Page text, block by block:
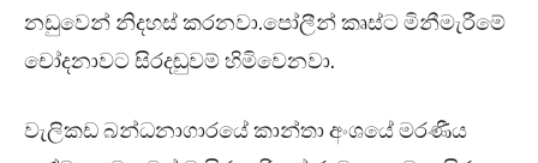
නඩුවෙන් නිදහස් කරනවා.පෝලීන් කෘස්ට මිනීමැරීමේ
චෝදනාවට සිරදඬුවම් හිමිවෙනවා.
වැලිකඩ බන්ධනාගාරයේ කාන්තා අංශයේ මරණීය